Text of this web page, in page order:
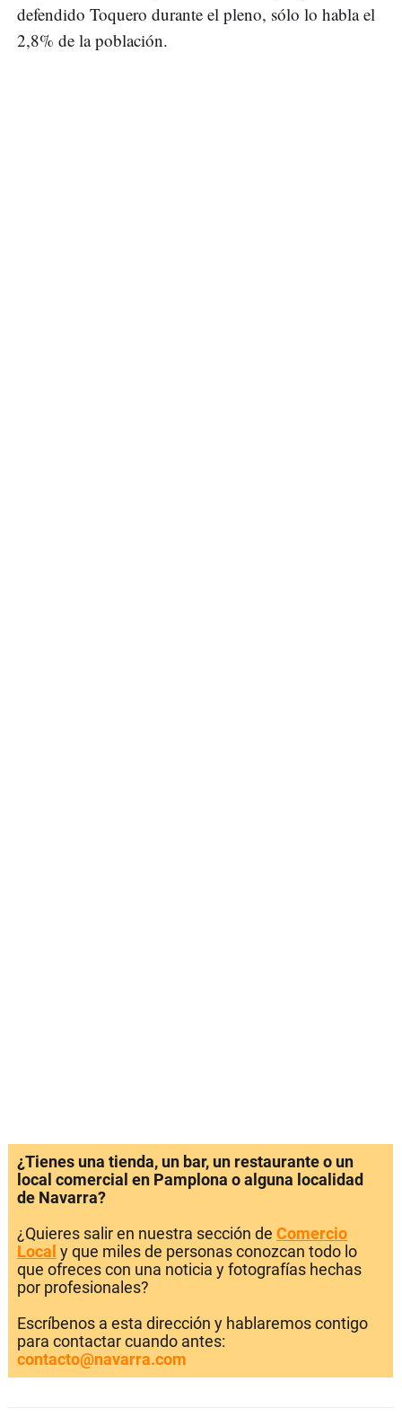
defendido Toquero durante el pleno, sólo lo habla el
2,8% de la población.
¿Tienes una tienda, un bar, un restaurante o un
local comercial en Pamplona o alguna localidad
de Navarra?
¿Quieres salir en nuestra sección de Comercio
Local y que miles de personas conozcan todo lo
que ofreces con una noticia y fotografías hechas
por profesionales?
Escríbenos a esta dirección y hablaremos contigo
para contactar cuando antes:
contacto@navarra.com